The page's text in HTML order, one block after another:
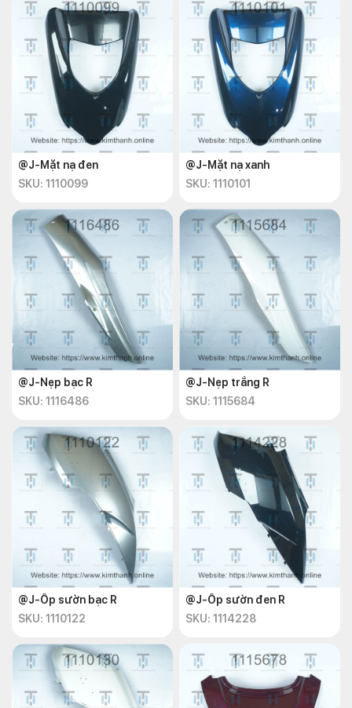
@J-Mặt nạ đen
SKU: 1110099
@J-Mặt nạ xanh
SKU: 1110101
@J-Nẹp bạc R
SKU: 1116486
@J-Nẹp trắng R
SKU: 1115684
@J-Ốp sườn bạc R
SKU: 1110122
@J-Ốp sườn đen R
SKU: 1114228